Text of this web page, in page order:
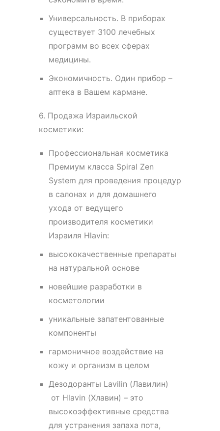
Универсальность. В приборах
существует 3100 лечебных
программ во всех сферах
медицины.
Экономичность. Один прибор –
аптека в Вашем кармане.
6. Продажа Израильской
косметики:
Профессиональная косметика
Премиум класса Spiral Zen
System для проведения процедур
в салонах и для домашнего
ухода от ведущего
производителя косметики
Израиля Hlavin:
высококачественные препараты
на натуральной основе
новейшие разработки в
косметологии
уникальные запатентованные
компоненты
гармоничное воздействие на
кожу и организм в целом
Дезодоранты Lavilin (Лавилин)
от Hlavin (Хлавин) – это
высокоэффективные средства
для устранения запаха пота,